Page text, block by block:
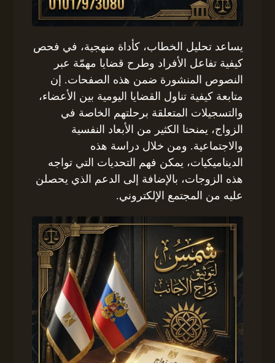
يساعد تحليل الخطاب، كأداة منهجية، في فحص
كيفية تفاعل الأفراد وطرح قضايا مهمّة عبر
النصوص المنشورة ضمن هذه الصفحات. إن
متابعة كيفية تناول القضايا اليومية بين الأعضاء،
والتسجيلات المتعلقة برحلتهم الخاصة في
الزواج، يمنحنا الكثير من الأبعاد النفسية
والاجتماعية. ومن خلال دراسة هذه
الديناميكيات، يمكن فهم التحديات التي تواجه
هذه الزوجات، بالإضافة إلى الدعم الذي يحصلن
عليه من المجتمع الإلكتروني.